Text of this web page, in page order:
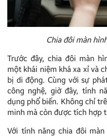
Chia đôi màn
Trước đây, chia đôi màn
một khái niệm khá xa xỉ và
bị di động. Cùng với sự
công nghệ, giờ đây, tính
dụng phổ biến. Không chỉ
minh mà còn được tích hợp
Với tính năng chia đôi